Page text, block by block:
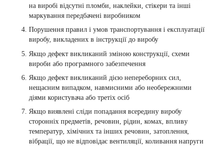
на виробі відсутні пломби, наклейки, стікери та інші
маркування передбачені виробником
Порушення правил і умов транспортування і експлуатації
виробу, викладених в інструкції до виробу
Якщо дефект викликаний зміною конструкції, схеми
вироби або програмного забезпечення
Якщо дефект викликаний дією непереборних сил,
нещасним випадком, навмисними або необережними
діями користувача або третіх осіб
Якщо виявлені сліди попадання всередину виробу
сторонніх предметів, речовин, рідин, комах, впливу
температур, хімічних та інших речовин, затоплення,
вібрації, що не відповідає вентиляції, коливання напруги